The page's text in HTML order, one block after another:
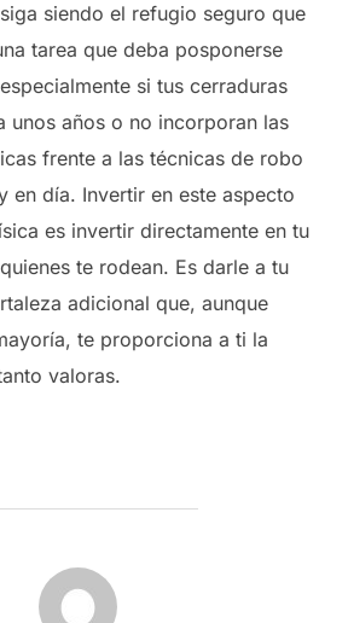
siendo el refugio seguro que
tarea que deba posponerse
si tus cerraduras
unos años o no incorporan las
frente a las técnicas de robo
en día. Invertir en este aspecto
es invertir directamente en tu
te rodean. Es darle a tu
adicional que, aunque
te proporciona a ti la
valoras.
DE LA ENTRADA